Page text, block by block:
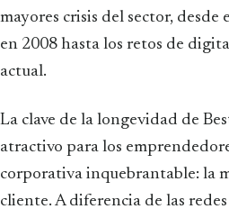
mayores crisis del sector,
en 2008 hasta los retos de
actual.
La clave de la longevidad de
atractivo para los
corporativa inquebrantable: la
cliente. A diferencia de las